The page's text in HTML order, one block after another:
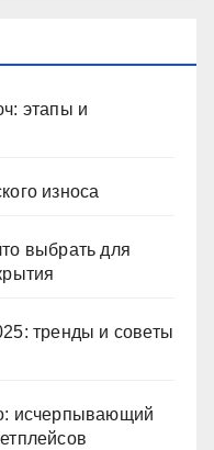
этапы и
износа
выбрать для
тренды и советы
исчерпывающий